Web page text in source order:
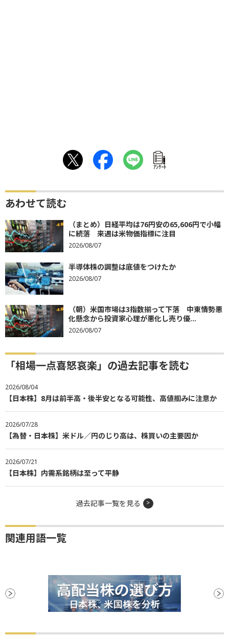
ｱﾝｹｰﾄ
あわせて読む
（まとめ）日経平均は76円安の65,606円で小幅
に続落 来週は米物価指標に注目
2026/08/07
半導体株の調整は底値をつけたか
2026/08/07
（朝）米国市場は3指数揃って下落 中東情勢悪
化懸念から投資家心理が悪化し売り優...
2026/08/07
「相場一点喜怒哀楽」の過去記事を読む
2026/08/04
【日本株】8月は前半高・後半安となる可能性、高値掴みに注意か
2026/07/28
【為替・日本株】米ドル／円のじり高は、株買いの主要因か
2026/07/21
【日本株】内需系銘柄は至って平静
過去記事一覧を見る
関連用語一覧